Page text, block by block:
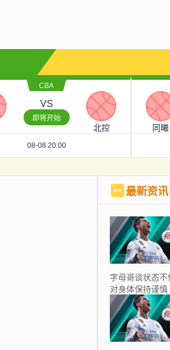
CBA
VS
即将开始
北控
08-08 20:00
同曦
最新资讯
字母哥谈状态
对身体保持谨慎
力找回节奏